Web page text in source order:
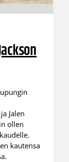
Jalen
ollen
kautensa